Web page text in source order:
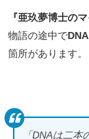
『亜玖夢博士の
物語の途中でDNA
箇所があります。
「DNAは二本